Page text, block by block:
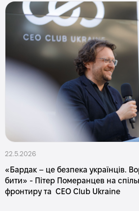
22.5.2026
«Бардак – це безпека українців.
бити» - Пітер Померанцев на
фронтиру та СЕО Club Ukraine